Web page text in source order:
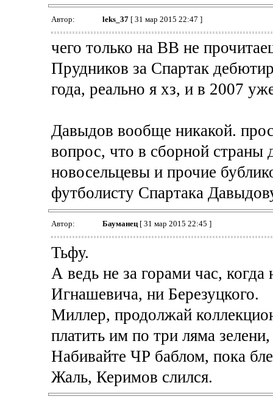
Автор: leks_37[ 31 мар 2015 22:47 ]
чего только на ВВ не
Прудников за Спартак
года, реально я хз, и в 2007
Давыдов вообще никакой.
вопрос, что в сборной
новосельцевы и прочие
футболисту Спартака
Автор: Бауманец[ 31 мар 2015 22:45 ]
Тьфу.
А ведь не за горами час,
Игнашевича, ни Березуцкого.
Миллер, продолжай
платить им по три ляма
Набивайте ЧР баблом, пока
Жаль, Керимов слился.